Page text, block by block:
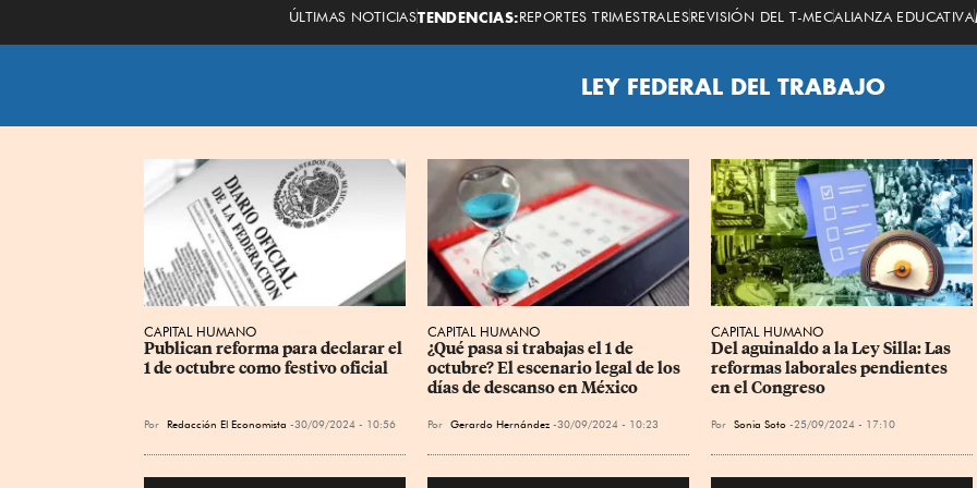
ÚLTIMAS NOTICIASTENDENCIAS:REPORTES TRIMESTRALESREVISIÓN DEL T-MECALIANZA EDUCATIVA
LEY FEDERAL DEL TRABAJO
CAPITAL HUMANO
Publican reforma para declarar el
1 de octubre como festivo oficial
Por Redacción El Economista 30/09/2024 - 10:56
CAPITAL HUMANO
¿Qué pasa si trabajas el 1 de
octubre? El escenario legal de los
días de descanso en México
Por Gerardo Hernández 30/09/2024 - 10:23
CAPITAL HUMANO
Del aguinaldo a la Ley Silla: Las
reformas laborales pendientes
en el Congreso
Por Sonia Soto 25/09/2024 - 17:10